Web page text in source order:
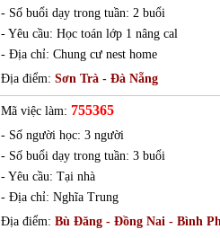
- Số buổi dạy trong tuần: 2 buổi
- Yêu cầu: Học toán lớp 1 nâng cal
- Địa chỉ: Chung cư nest home
Địa điểm: Sơn Trà - Đà Nẵng
Mã việc làm: 755365
- Số người học: 3 người
- Số buổi dạy trong tuần: 3 buổi
- Yêu cầu: Tại nhà
- Địa chỉ: Nghĩa Trung
Địa điểm: Bù Đăng - Đồng Nai - Bình